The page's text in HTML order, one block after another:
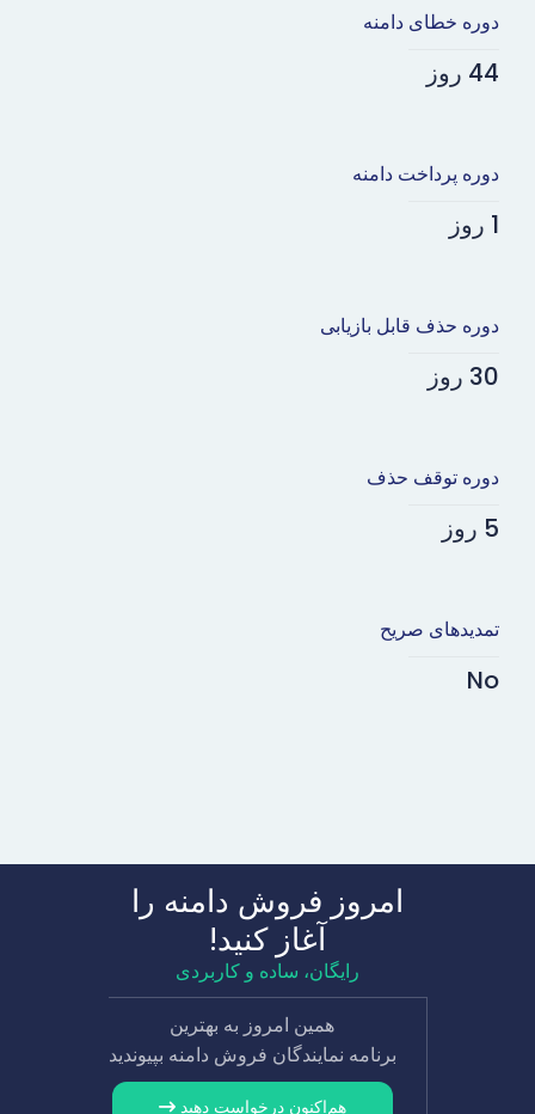
دوره خطای دامنه
44 روز
دوره پرداخت دامنه
1 روز
دوره حذف قابل بازیابی
30 روز
دوره توقف حذف
5 روز
تمدیدهای صریح
No
امروز فروش دامنه را
آغاز کنید!
رایگان، ساده و کاربردی
همین امروز به بهترین
برنامه نمایندگان فروش دامنه بپیوندید
هم‌اکنون درخواست دهید